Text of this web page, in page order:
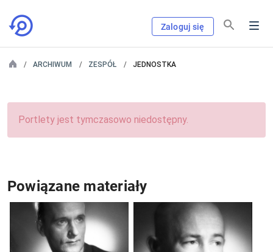
Zaloguj się
ARCHIWUM ZESPÓŁ JEDNOSTKA
Portlety jest tymczasowo niedostępny.
Powiązane materiały